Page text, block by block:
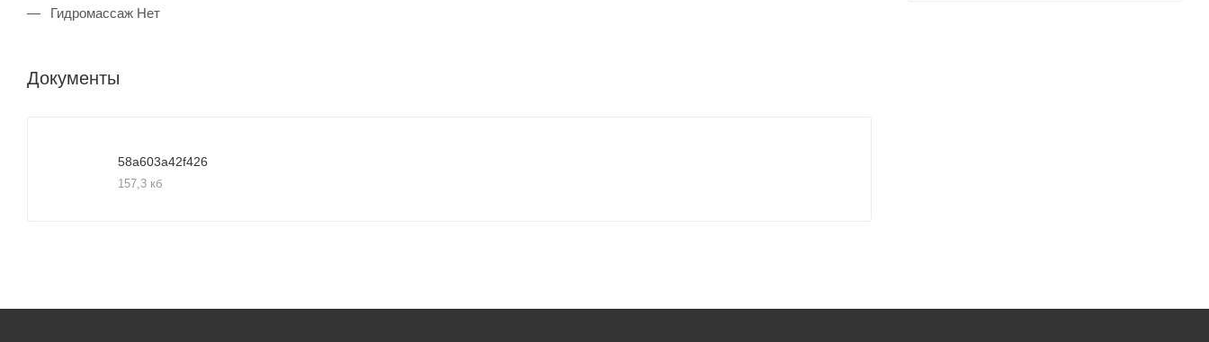
Гидромассаж Нет
Документы
58a603a42f426
157,3 кб